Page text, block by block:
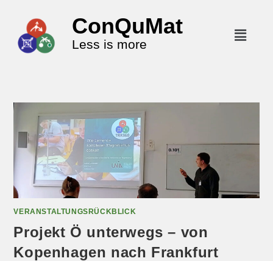
ConQuMat
Less is more
VERANSTALTUNGSRÜCKBLICK
Projekt Ö unterwegs – von
Kopenhagen nach Frankfurt